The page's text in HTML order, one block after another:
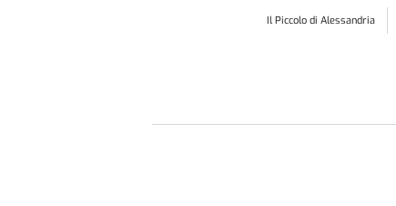
Il Piccolo di Alessandria